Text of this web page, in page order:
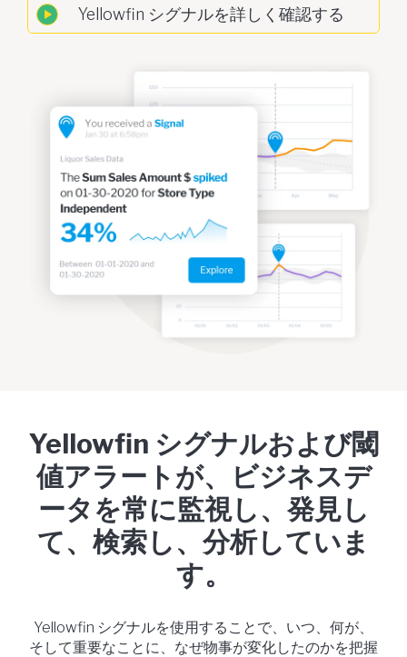
Yellowfin シグナルおよび閾
値アラートが、ビジネスデ
ータを常に監視し、発見し
て、検索し、分析していま
す。
Yellowfin シグナルを使用することで、いつ、何が、
そして重要なことに、なぜ物事が変化したのかを把握